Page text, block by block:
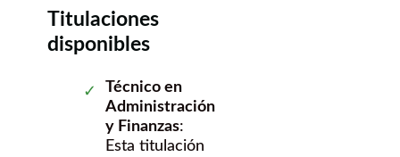
Titulaciones
disponibles
Técnico en
Administración
y Finanzas:
Esta titulación